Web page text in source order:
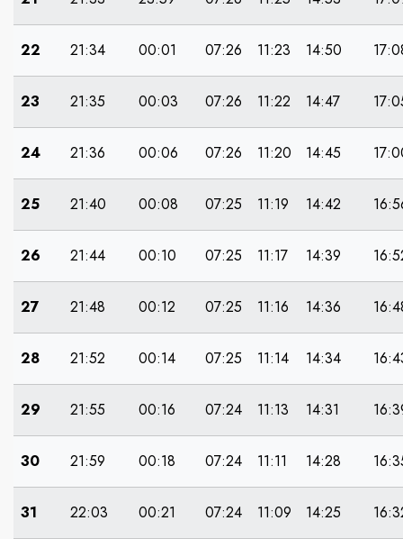
22 21:34 00:01 07:26 11:23 14:50
23 21:35 00:03 07:26 11:22 14:47
24 21:36 00:06 07:26 11:20 14:45
25 21:40 00:08 07:25 11:19 14:42
26 21:44 00:10 07:25 11:17 14:39
27 21:48 00:12 07:25 11:16 14:36
28 21:52 00:14 07:25 11:14 14:34
29 21:55 00:16 07:24 11:13 14:31
30 21:59 00:18 07:24 11:11 14:28
31 22:03 00:21 07:24 11:09 14:25